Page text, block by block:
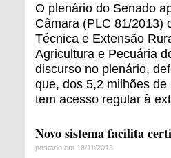
O plenário do Senado
Câmara (PLC 81/2013)
Técnica e Extensão
Agricultura e Pecuária
discurso no plenário,
que, dos 5,2 milhões
tem acesso regular à
Novo sistema facilita
postado em 18/11/2013